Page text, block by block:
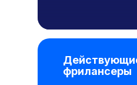
фрилансеры